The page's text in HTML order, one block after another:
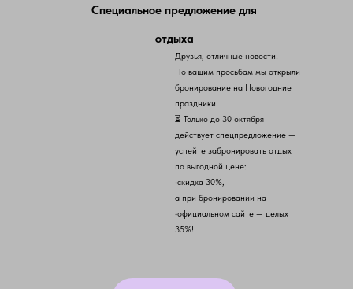
Специальное предложение для
отдыха
Друзья, отличные новости!
По вашим просьбам мы открыли
бронирование на Новогодние
праздники!
⏳ Только до 30 октября
действует спецпредложение —
успейте забронировать отдых
по выгодной цене:
•скидка 30%,
а при бронировании на
•официальном сайте — целых
35%!